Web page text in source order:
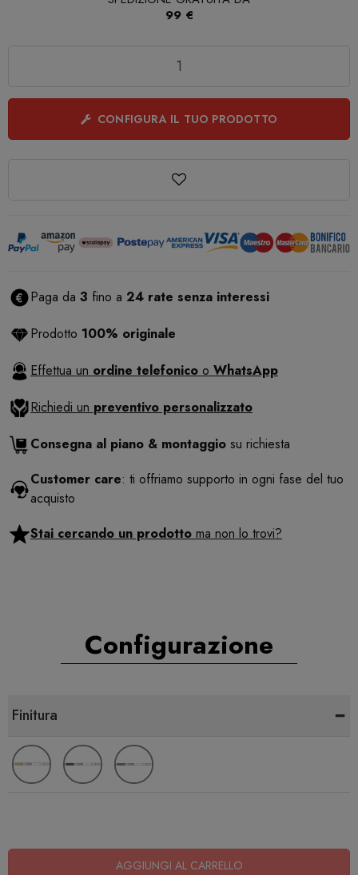
99 €
CONFIGURA IL TUO PRODOTTO
Paga da 3 fino a 24 rate senza interessi
Prodotto 100% originale
Effettua un ordine telefonico o WhatsApp
Richiedi un preventivo personalizzato
Consegna al piano & montaggio su richiesta
Customer care: ti offriamo supporto in ogni fase del tuo
acquisto
Stai cercando un prodotto ma non lo trovi?
Configurazione
Finitura -
AGGIUNGI AL CARRELLO